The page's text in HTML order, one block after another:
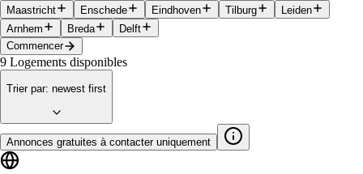
Maastricht
Enschede Eindhoven Tilburg
Leiden
Arnhem
Breda
Delft
Commencer
9 Logements disponibles
Trier par: newest first
Annonces gratuites à contacter uniquement